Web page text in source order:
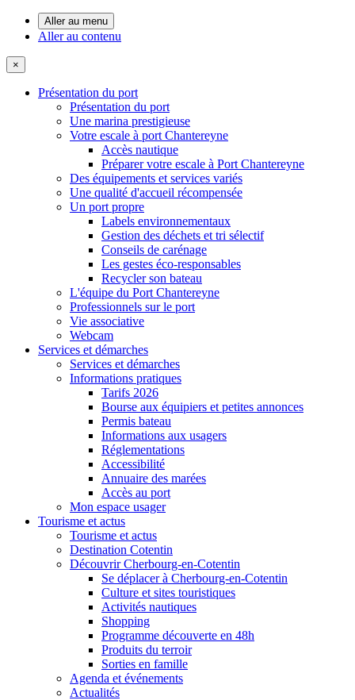
Aller au menu
Aller au contenu
×
Présentation du port
Présentation du port
Une marina prestigieuse
Votre escale à port Chantereyne
Accès nautique
Préparer votre escale à Port Chantereyne
Des équipements et services variés
Une qualité d'accueil récompensée
Un port propre
Labels environnementaux
Gestion des déchets et tri sélectif
Conseils de carénage
Les gestes éco-responsables
Recycler son bateau
L'équipe du Port Chantereyne
Professionnels sur le port
Vie associative
Webcam
Services et démarches
Services et démarches
Informations pratiques
Tarifs 2026
Bourse aux équipiers et petites annonces
Permis bateau
Informations aux usagers
Réglementations
Accessibilité
Annuaire des marées
Accès au port
Mon espace usager
Tourisme et actus
Tourisme et actus
Destination Cotentin
Découvrir Cherbourg-en-Cotentin
Se déplacer à Cherbourg-en-Cotentin
Culture et sites touristiques
Activités nautiques
Shopping
Programme découverte en 48h
Produits du terroir
Sorties en famille
Agenda et événements
Actualités